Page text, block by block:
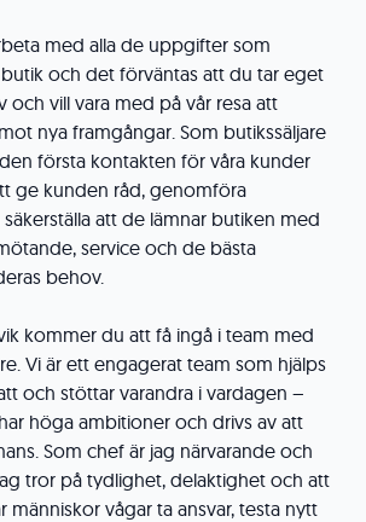
med alla de uppgifter som
och det förväntas att du tar eget
och vill vara med på vår resa att
nya framgångar. Som butikssäljare
första kontakten för våra kunder
ge kunden råd, genomföra
att de lämnar butiken med
service och de bästa
behov.
kommer du att få ingå i team med
Vi är ett engagerat team som hjälps
och stöttar varandra i vardagen –
höga ambitioner och drivs av att
Som chef är jag närvarande och
tror på tydlighet, delaktighet och att
människor vågar ta ansvar, testa nytt